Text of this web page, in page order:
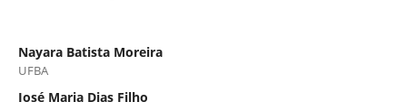
Nayara Batista Moreira
UFBA
José Maria Dias Filho